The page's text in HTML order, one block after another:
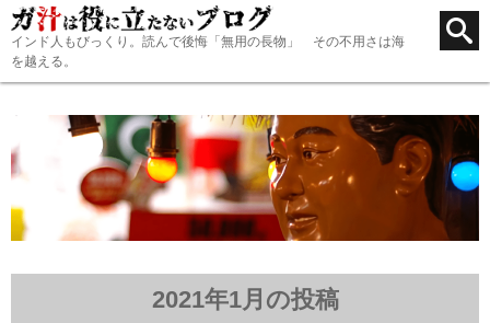
インド人もびっくり。読んで後悔「無用の長物」 その不用さは海
を越える。
2021年1月の投稿